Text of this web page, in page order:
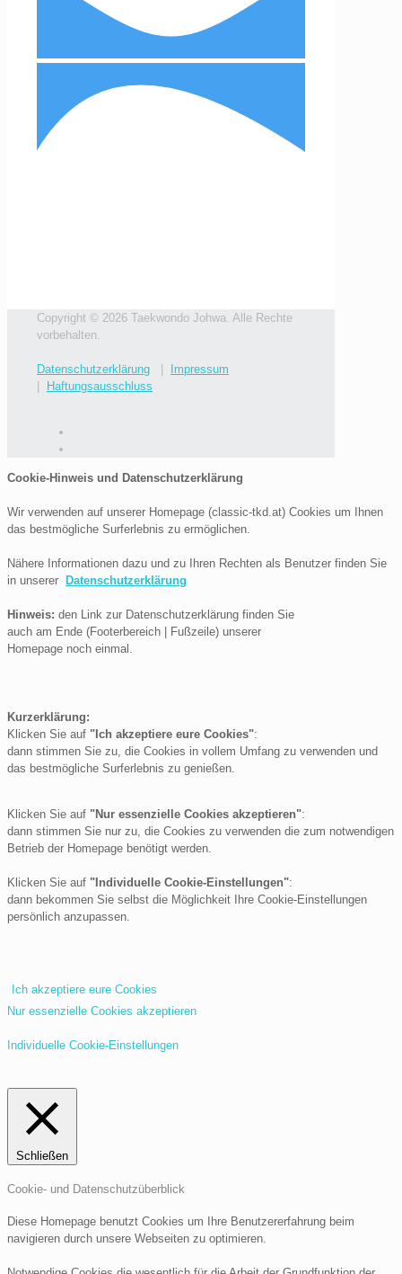
Copyright © 2026 Taekwondo Johwa. Alle Rechte
vorbehalten.
Datenschutzerklärung
Impressum
Haftungsausschluss
Cookie-Hinweis und Datenschutzerklärung
Wir verwenden auf unserer Homepage (classic-tkd.at) Cookies um Ihnen
das bestmögliche Surferlebnis zu ermöglichen.
Nähere Informationen dazu und zu Ihren Rechten als Benutzer finden Sie
in unserer
Datenschutzerklärung
Hinweis: den Link zur Datenschutzerklärung finden Sie
auch am Ende (Footerbereich | Fußzeile) unserer
Homepage noch einmal.
Kurzerklärung:
Klicken Sie auf "Ich akzeptiere eure Cookies":
dann stimmen Sie zu, die Cookies in vollem Umfang zu verwenden und
das bestmögliche Surferlebnis zu genießen.
Klicken Sie auf "Nur essenzielle Cookies akzeptieren":
dann stimmen Sie nur zu, die Cookies zu verwenden die zum notwendigen
Betrieb der Homepage benötigt werden.
Klicken Sie auf "Individuelle Cookie-Einstellungen":
dann bekommen Sie selbst die Möglichkeit Ihre Cookie-Einstellungen
persönlich anzupassen.
Ich akzeptiere eure Cookies
Nur essenzielle Cookies akzeptieren
Individuelle Cookie-Einstellungen
Schließen
Cookie- und Datenschutzüberblick
Diese Homepage benutzt Cookies um Ihre Benutzererfahrung beim
navigieren durch unsere Webseiten zu optimieren.